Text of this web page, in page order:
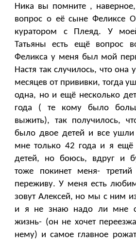
Ника вы помните ,
вопрос о её сыне Феликсе
куратором с Плеяд. У
Татьяны есть ещё вопрос
Феликса у меня был мой
Настя так случилось, что она
месяцев от прививки, тогда
одна, но и ещё несколько
года ( те кому было
выжить), так получилось,
было двое детей и все ушли
мне только 42 года и я
детей, но боюсь, вдруг и
тоже покинет меня-
переживу. У меня есть
зовут Алексей, но мы с ним
и я не знаю надо ли мне
жизнь- (он не хочет
нему) и самое главное